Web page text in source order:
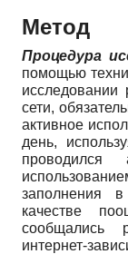
Метод
Процедура
помощью
исследовании
сети,
активное
день,
заполнения
качестве
сообщались
интернет-